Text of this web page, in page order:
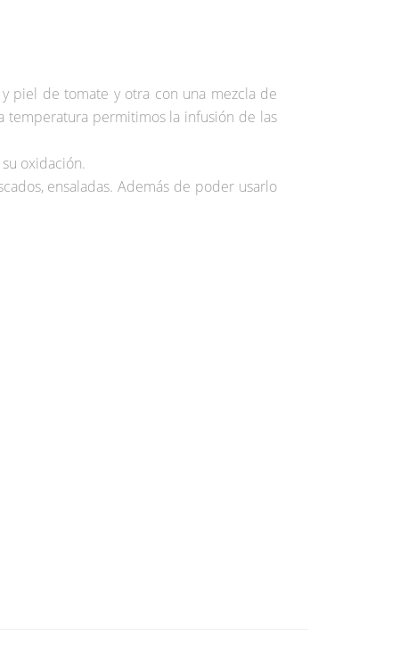
piel de tomate y otra con una mezcla de
temperatura permitimos la infusión de las
oxidación.
ensaladas. Además de poder usarlo